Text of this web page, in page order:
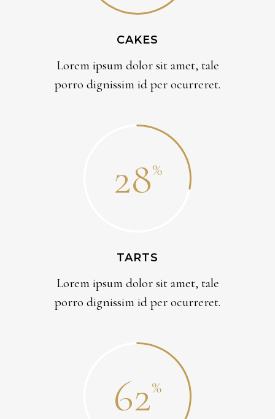
CAKES
Lorem ipsum dolor sit amet, tale
porro dignissim id per ocurreret.
28
TARTS
Lorem ipsum dolor sit amet, tale
porro dignissim id per ocurreret.
62